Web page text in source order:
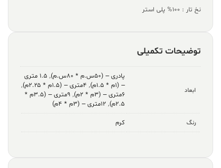
نخ تار : 100% پلی استر
توضیحات تکمیلی
ابعاد
پادری – (۵۰س.م * ۸۰س.م) ,
۱.۵ متری
– (۱م * ۱.۵م)
, ۴متری – (۱.۵م * ۲.۲۵م)
,
۶متری – (۳م * ۲م)
,
۹متری – (۳.۵م *
۲.۵م)
, ۱۲متری – (۳م * ۴م)
رنگ کرم